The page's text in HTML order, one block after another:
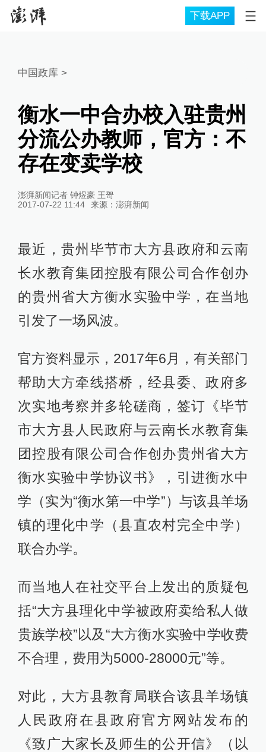
下载APP
中国政库 >
衡水一中合办校入驻贵州
分流公办教师，官方：不
存在变卖学校
澎湃新闻记者 钟煜豪 王哿
2017-07-22 11:44
来源： 澎湃新闻
最近，贵州毕节市大方县政府和云南
长水教育集团控股有限公司合作创办
的贵州省大方衡水实验中学，在当地
引发了一场风波。
官方资料显示，2017年6月，有关部门
帮助大方牵线搭桥，经县委、政府多
次实地考察并多轮磋商，签订《毕节
市大方县人民政府与云南长水教育集
团控股有限公司合作创办贵州省大方
衡水实验中学协议书》，引进衡水中
学（实为“衡水第一中学”）与该县羊场
镇的理化中学（县直农村完全中学）
联合办学。
而当地人在社交平台上发出的质疑包
括“大方县理化中学被政府卖给私人做
贵族学校”以及“大方衡水实验中学收费
不合理，费用为5000-28000元”等。
对此，大方县教育局联合该县羊场镇
人民政府在县政府官方网站发布的
《致广大家长及师生的公开信》（以